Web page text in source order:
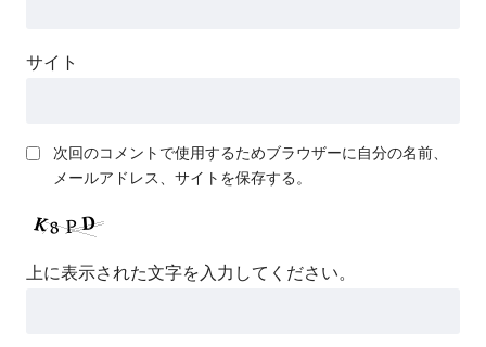
サイト
次回のコメントで使用するためブラウザーに自分の名前、
メールアドレス、サイトを保存する。
上に表示された文字を入力してください。